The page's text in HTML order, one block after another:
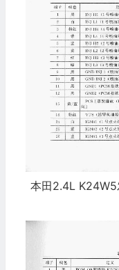
本田2.4L